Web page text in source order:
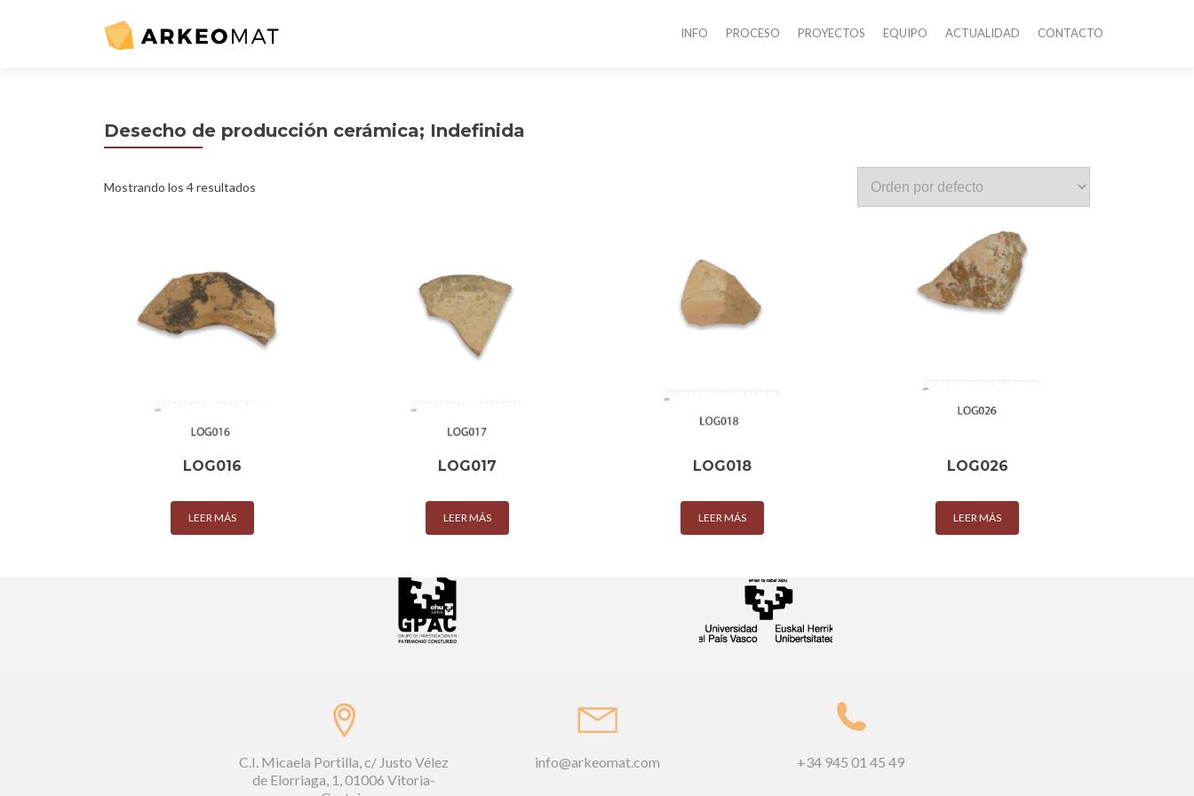
INFO PROCESO PROYECTOS EQUIPO ACTUALIDAD CONTACTO
Desecho de producción cerámica; Indefinida
Mostrando los 4 resultados
LOG016
LEER MÁS
LOG017
LEER MÁS
LOG018
LEER MÁS
LOG026
LEER MÁS
C.I. Micaela Portilla, c/ Justo Vélez
de Elorriaga, 1, 01006 Vitoria-
info@arkeomat.com +34 945 01 45 49